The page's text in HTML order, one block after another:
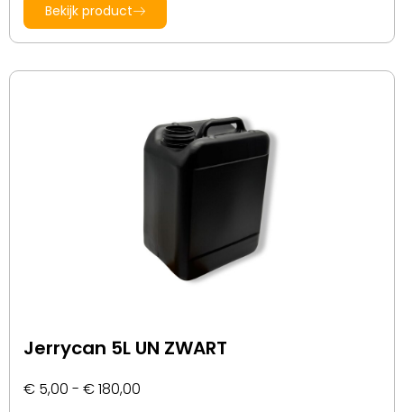
Bekijk product
Jerrycan 5L UN ZWART
€ 5,00 - €180,00